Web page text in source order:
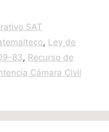
SAT
, Ley de
83, Recurso de
Cámara Civil